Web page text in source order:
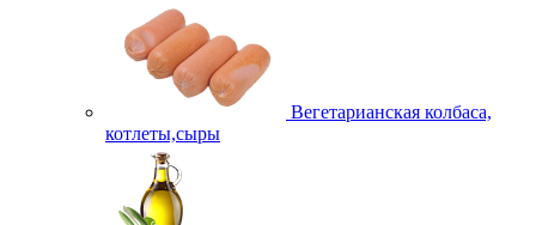
Вегетарианская колбаса,
котлеты,сыры